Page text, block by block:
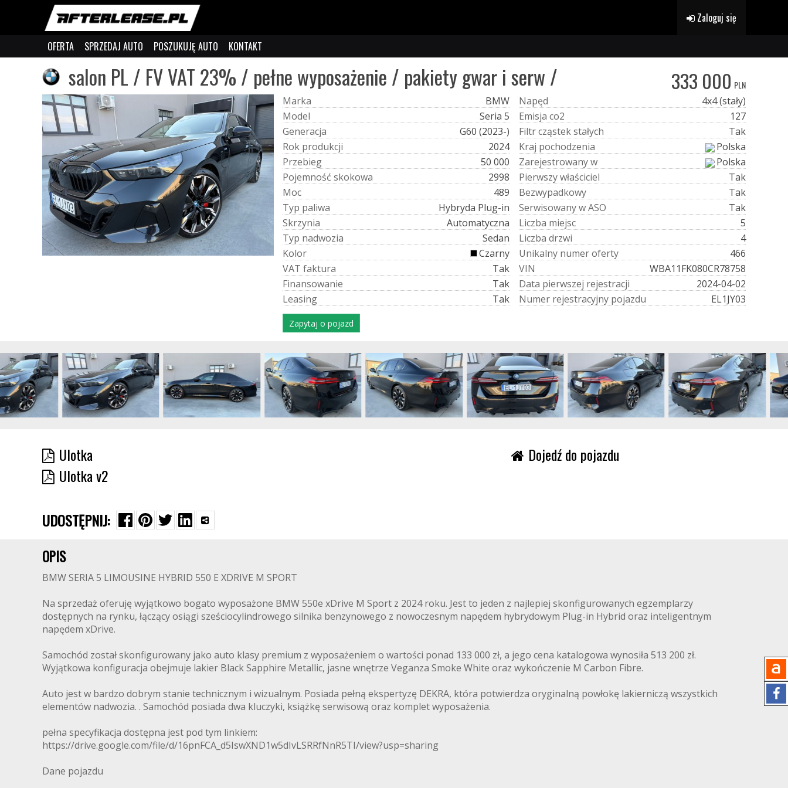
Zaloguj się
OFERTA SPRZEDAJ AUTO POSZUKUJĘ AUTO KONTAKT
salon PL / FV VAT 23% / pełne wyposażenie / pakiety gwar i serw / 333 000 PLN
Marka
BMW
Model
Seria 5
Generacja
G60 (2023-)
Rok produkcji
2024
Przebieg
50 000
Pojemność skokowa
2998
Moc
489
Typ paliwa
Hybryda Plug-in
Skrzynia
Automatyczna
Typ nadwozia
Sedan
Kolor
Czarny
VAT faktura
Tak
Finansowanie
Tak
Leasing Tak
Napęd
4x4 (stały)
Emisja co2
127
Filtrcząstekstałych
Tak
Kraj pochodzenia
Polska
Zarejestrowanyw
Polska
Pierwszywłaściciel
Tak
Bezwypadkowy
Tak
SerwisowanywASO
Tak
Liczba miejsc
5
Liczba drzwi
4
Unikalny numeroferty
466
VIN
WBA11FK080CR78758
Data pierwszej rejestracji
2024-04-02
Numer rejestracyjny pojazdu EL1JY03
Zapytaj o pojazd
Ulotka
Ulotka v2
Dojedź do pojazdu
UDOSTĘPNIJ:
OPIS
BMW SERIA 5 LIMOUSINE HYBRID 550 E XDRIVE M SPORT
Na sprzedaż oferuję wyjątkowo bogato wyposażone BMW 550e xDrive M Sport z 2024 roku. Jest to jeden z najlepiej skonfigurowanych egzemplarzy
dostępnych na rynku, łączący osiągi sześciocylindrowego silnika benzynowego z nowoczesnym napędem hybrydowym Plug-in Hybrid oraz inteligentnym
napędem xDrive.
Samochód został skonfigurowany jako auto klasy premium z wyposażeniem o wartości ponad 133 000 zł, a jego cena katalogowa wynosiła 513 200 zł.
Wyjątkowa konfiguracja obejmuje lakier Black Sapphire Metallic, jasne wnętrze Veganza Smoke White oraz wykończenie M Carbon Fibre.
Auto jest w bardzo dobrym stanie technicznym i wizualnym. Posiada pełną ekspertyzę DEKRA, która potwierdza oryginalną powłokę lakierniczą wszystkich
elementów nadwozia. . Samochód posiada dwa kluczyki, książkę serwisową oraz komplet wyposażenia.
pełna specyfikacja dostępna jest pod tym linkiem:
https://drive.google.com/file/d/16pnFCA_d5IswXND1w5dIvLSRRfNnR5TI/view?usp=sharing
Dane pojazdu